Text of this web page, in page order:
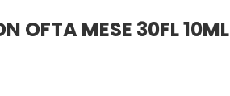
OFTA MESE 30FL 10ML